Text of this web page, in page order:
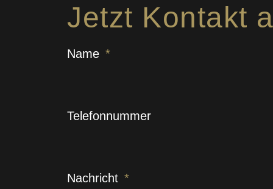
Jetzt Kontakt
Name
Telefonnummer
Nachricht